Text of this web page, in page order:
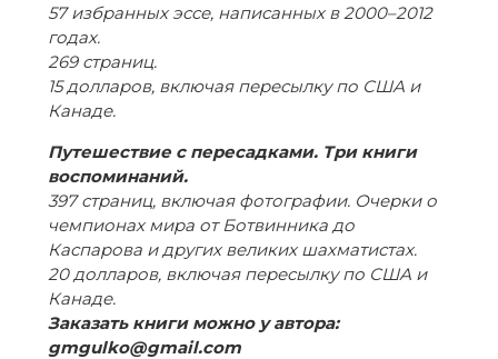
57 избранных эссе, написанных в 2000–2012
годах.
269 страниц.
15 долларов, включая пересылку по США и
Канаде.
Путешествие с пересадками. Три книги
воспоминаний.
397 страниц, включая фотографии. Очерки о
чемпионах мира от Ботвинника до
Каспарова и других великих шахматистах.
20 долларов, включая пересылку по США и
Канаде.
Заказать книги можно у автора:
gmgulko@gmail.com